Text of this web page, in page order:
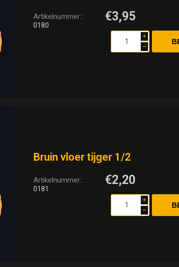
Artikelnummer::
0180
€3,95
i
h
Bruin vloer tijger 1/2
Artikelnummer::
0181
€2,20
i
h